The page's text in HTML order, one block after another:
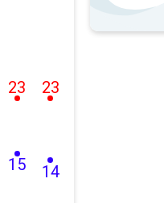
15
23
14
23